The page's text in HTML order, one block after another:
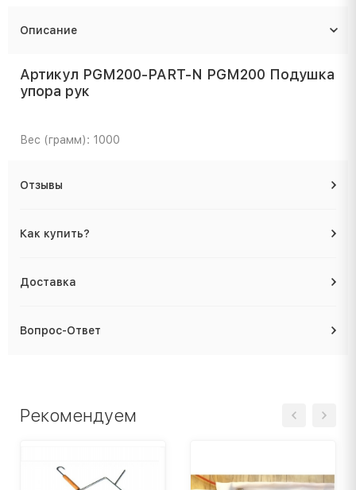
Описание
Артикул PGM200-PART-N PGM200 Подушка
упора рук
Вес (грамм): 1000
Отзывы
Как купить?
Доставка
Вопрос-Ответ
Рекомендуем